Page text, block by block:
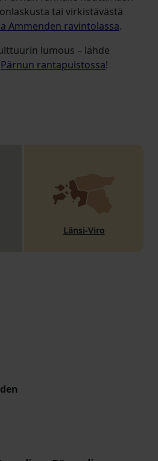
tai virkistävästä
Ammenden ravintolassa.
lumous – lähde
Pärnun rantapuistossa!
Länsi-Viro